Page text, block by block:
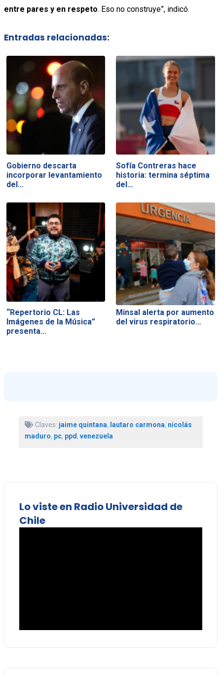
entre pares y en respeto. Eso no construye”, indicó.
Entradas relacionadas:
Gobierno descarta
incorporar levantamiento
del…
Sofía Contreras hace
historia: termina séptima
del…
“Repertorio CL: Las
Imágenes de la Música”
presenta…
Minsal alerta por aumento
del virus respiratorio…
Claves: jaime quintana, lautaro carmona, nicolás
maduro, pc, ppd, venezuela
Lo viste en Radio Universidad de
Chile